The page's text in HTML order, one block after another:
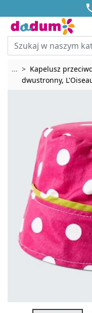

... Rozwiń breadcrumbs
Kapelusz
dwustronny,